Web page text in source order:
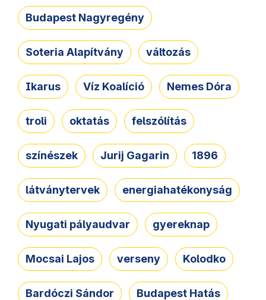
Budapest Nagyregény
Soteria Alapítvány változás
Ikarus Víz Koalíció Nemes Dóra
troli oktatás felszólítás
színészek Jurij Gagarin 1896
látványtervek energiahatékonyság
Nyugati pályaudvar gyereknap
Mocsai Lajos verseny Kolodko
Bardóczi Sándor Budapest Hatás